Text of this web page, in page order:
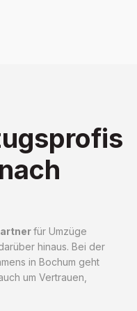
für Umzüge
hinaus. Bei der
in Bochum geht
um Vertrauen,